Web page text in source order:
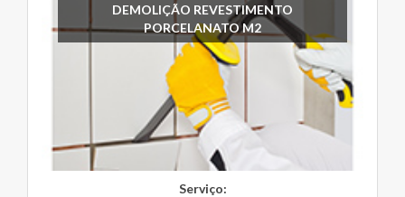
DEMOLIÇÃO REVESTIMENTO
PORCELANATO M2
Serviço: